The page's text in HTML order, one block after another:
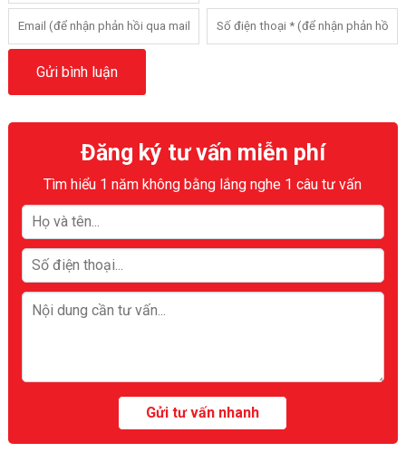
Đăng ký tư vấn miễn phí
Tìm hiểu 1 năm không bằng lắng nghe 1 câu tư vấn